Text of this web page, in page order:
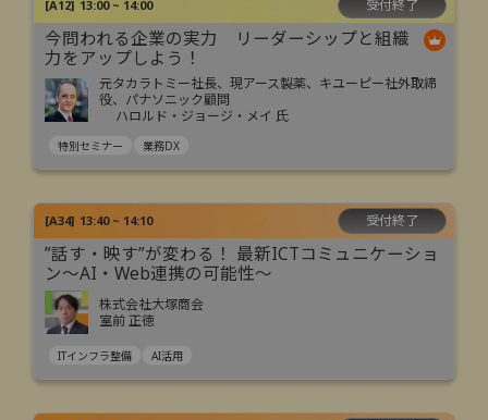
[A12] 13:00 ~ 14:00 受付終了
今問われる企業の実力 リーダーシップと組織
力をアップしよう！
元タカラトミー社長、現アース製薬、キユーピー社外取締
役、パナソニック顧問
ハロルド・ジョージ・メイ 氏
特別セミナー 業務DX
[A34] 13:40 ~ 14:10 受付終了
”話す・映す”が変わる！ 最新ICTコミュニケーショ
ン～AI・Web連携の可能性～
株式会社大塚商会
室前 正徳
ITインフラ整備 AI活用